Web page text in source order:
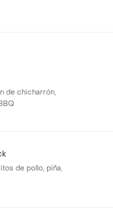
de chicharrón,
de pollo, piña,